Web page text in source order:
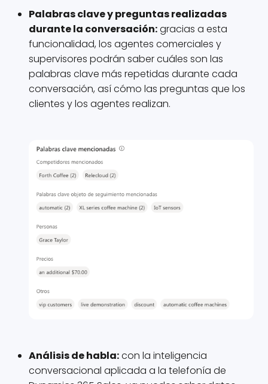
Palabras clave y preguntas realizadas
durante la conversación:gracias a esta
funcionalidad, los agentes comerciales y
supervisores podrán saber cuáles son las
palabras clave más repetidas durante cada
conversación, así cómo las preguntas que los
clientes y los agentes realizan.
Análisis de habla:con la inteligencia
conversacional aplicada a la telefonía de